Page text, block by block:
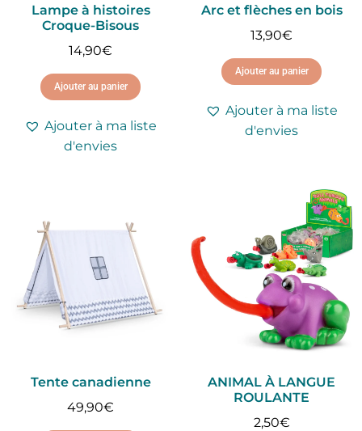
Lampe à histoires
Croque-Bisous
14,90€
Ajouter au panier
Ajouter à ma liste
d'envies
Arc et flèches en bois
13,90€
Ajouter au panier
Ajouter à ma liste
d'envies
Tente canadienne
49,90€
ANIMAL À LANGUE
ROULANTE
2,50€